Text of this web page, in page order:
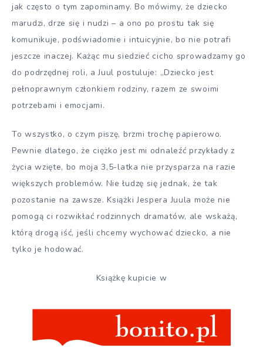
jak często o tym zapominamy. Bo mówimy, że dziecko
marudzi, drze się i nudzi – a ono po prostu tak się
komunikuje, podświadomie i intuicyjnie, bo nie potrafi
jeszcze inaczej. Każąc mu siedzieć cicho sprowadzamy go
do podrzędnej roli, a Juul postuluje: „Dziecko jest
pełnoprawnym członkiem rodziny, razem ze swoimi
potrzebami i emocjami.
To wszystko, o czym piszę, brzmi trochę papierowo.
Pewnie dlatego, że ciężko jest mi odnaleźć przykłady z
życia wzięte, bo moja 3,5-latka nie przysparza na razie
większych problemów. Nie łudzę się jednak, że tak
pozostanie na zawsze. Książki Jespera Juula może nie
pomogą ci rozwikłać rodzinnych dramatów, ale wskażą,
którą drogą iść, jeśli chcemy wychować dziecko, a nie
tylko je hodować.
Książkę kupicie w